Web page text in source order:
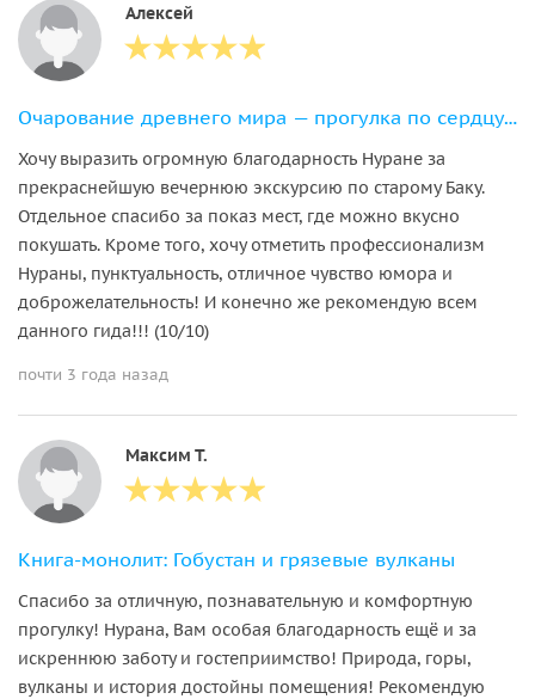
Алексей
Очарование древнего мира — прогулка по сердцу Баку
Хочу выразить огромную благодарность Нуране за
прекраснейшую вечернюю экскурсию по старому Баку.
Отдельное спасибо за показ мест, где можно вкусно
покушать. Кроме того, хочу отметить профессионализм
Нураны, пунктуальность, отличное чувство юмора и
доброжелательность! И конечно же рекомендую всем
данного гида!!! (10/10)
почти 3 года назад
Максим Т.
Книга-монолит: Гобустан и грязевые вулканы
Спасибо за отличную, познавательную и комфортную
прогулку! Нурана, Вам особая благодарность ещё и за
искреннюю заботу и гостеприимство! Природа, горы,
вулканы и история достойны помещения! Рекомендую